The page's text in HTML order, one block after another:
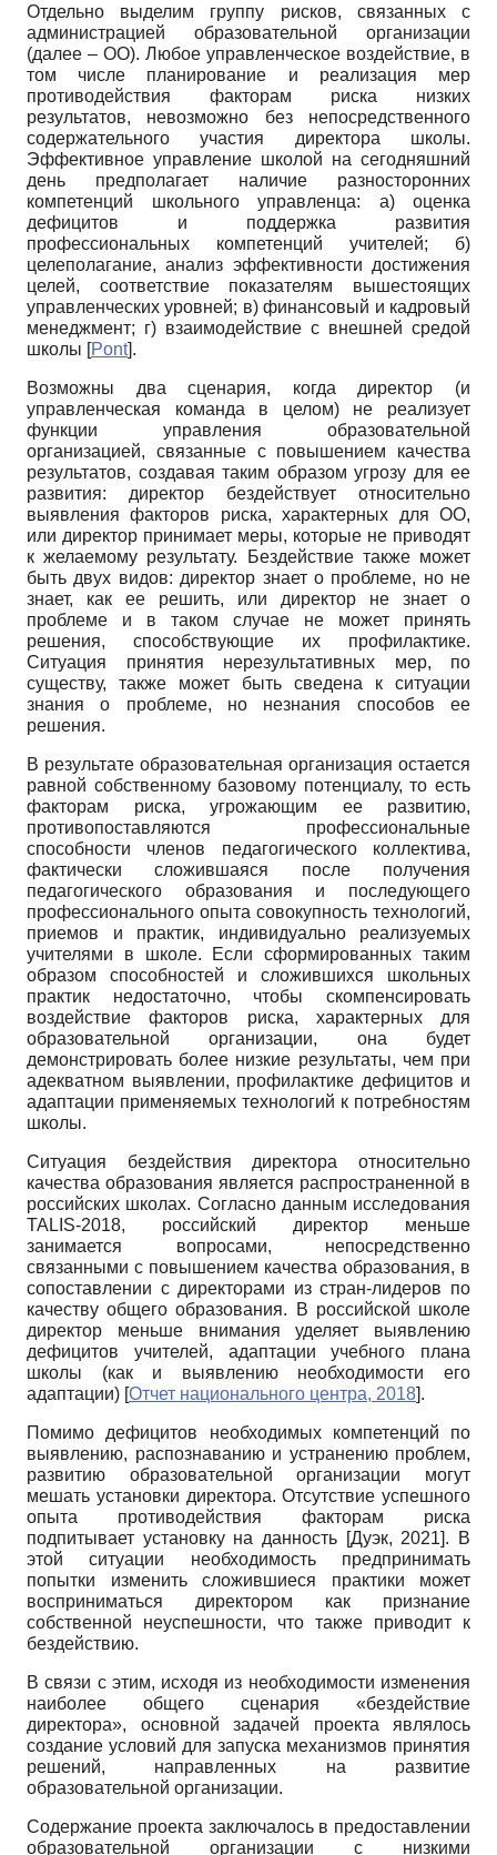
Отдельно выделим группу рисков, связанных с
администрацией образовательной организации
(далее – ОО). Любое управленческое воздействие, в
том числе планирование и реализация мер
противодействия факторам риска низких
результатов, невозможно без непосредственного
содержательного участия директора школы.
Эффективное управление школой на сегодняшний
день предполагает наличие разносторонних
компетенций школьного управленца: а) оценка
дефицитов и поддержка развития
профессиональных компетенций учителей; б)
целеполагание, анализ эффективности достижения
целей, соответствие показателям вышестоящих
управленческих уровней; в) финансовый и кадровый
менеджмент; г) взаимодействие с внешней средой
школы [Pont].
Возможны два сценария, когда директор (и
управленческая команда в целом) не реализует
функции управления образовательной
организацией, связанные с повышением качества
результатов, создавая таким образом угрозу для ее
развития: директор бездействует относительно
выявления факторов риска, характерных для ОО,
или директор принимает меры, которые не приводят
к желаемому результату. Бездействие также может
быть двух видов: директор знает о проблеме, но не
знает, как ее решить, или директор не знает о
проблеме и в таком случае не может принять
решения, способствующие их профилактике.
Ситуация принятия нерезультативных мер, по
существу, также может быть сведена к ситуации
знания о проблеме, но незнания способов ее
решения.
В результате образовательная организация остается
равной собственному базовому потенциалу, то есть
факторам риска, угрожающим ее развитию,
противопоставляются профессиональные
способности членов педагогического коллектива,
фактически сложившаяся после получения
педагогического образования и последующего
профессионального опыта совокупность технологий,
приемов и практик, индивидуально реализуемых
учителями в школе. Если сформированных таким
образом способностей и сложившихся школьных
практик недостаточно, чтобы скомпенсировать
воздействие факторов риска, характерных для
образовательной организации, она будет
демонстрировать более низкие результаты, чем при
адекватном выявлении, профилактике дефицитов и
адаптации применяемых технологий к потребностям
школы.
Ситуация бездействия директора относительно
качества образования является распространенной в
российских школах. Согласно данным исследования
TALIS-2018, российский директор меньше
занимается вопросами, непосредственно
связанными с повышением качества образования, в
сопоставлении с директорами из стран-лидеров по
качеству общего образования. В российской школе
директор меньше внимания уделяет выявлению
дефицитов учителей, адаптации учебного плана
школы (как и выявлению необходимости его
адаптации) [Отчет национального центра, 2018].
Помимо дефицитов необходимых компетенций по
выявлению, распознаванию и устранению проблем,
развитию образовательной организации могут
мешать установки директора. Отсутствие успешного
опыта противодействия факторам риска
подпитывает установку на данность [Дуэк, 2021]. В
этой ситуации необходимость предпринимать
попытки изменить сложившиеся практики может
восприниматься директором как признание
собственной неуспешности, что также приводит к
бездействию.
В связи с этим, исходя из необходимости изменения
наиболее общего сценария «бездействие
директора», основной задачей проекта являлось
создание условий для запуска механизмов принятия
решений, направленных на развитие
образовательной организации.
Содержание проекта заключалось в предоставлении
образовательной организации с низкими